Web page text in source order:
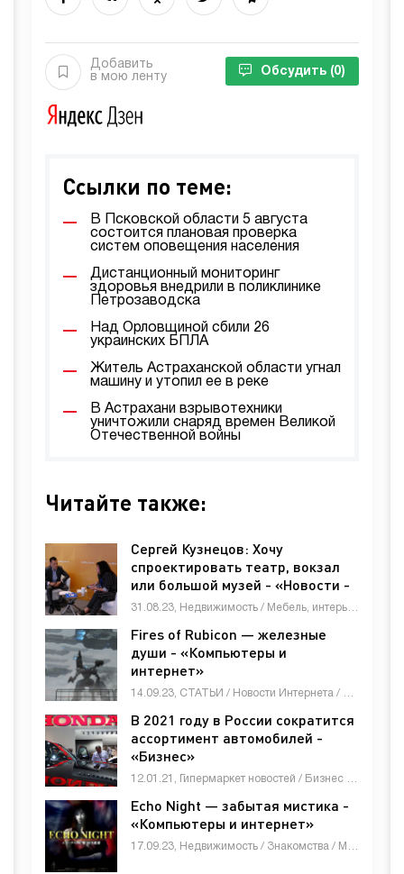
Добавить
в мою ленту
Обсудить (0)
Ссылки по теме:
В Псковской области 5 августа
состоится плановая проверка
систем оповещения населения
Дистанционный мониторинг
здоровья внедрили в поликлинике
Петрозаводска
Над Орловщиной сбили 26
украинских БПЛА
Житель Астраханской области угнал
машину и утопил ее в реке
В Астрахани взрывотехники
уничтожили снаряд времен Великой
Отечественной войны
Читайте также:
Сергей Кузнецов: Хочу
спроектировать театр, вокзал
или большой музей - «Новости -
строительства»
Fires of Rubicon — железные
души - «Компьютеры и
интернет»
В 2021 году в России сократится
ассортимент автомобилей -
«Бизнес»
Echo Night — забытая мистика -
«Компьютеры и интернет»